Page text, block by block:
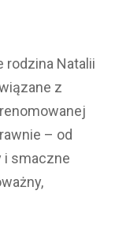
rodzina Natalii
z
– od
i smaczne